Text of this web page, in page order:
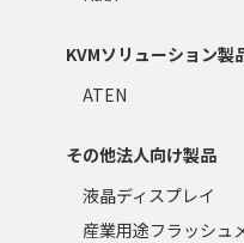
KVMソリューション製
ATEN
その他法人向け製品
液晶ディスプレイ
産業用途フラッシュ